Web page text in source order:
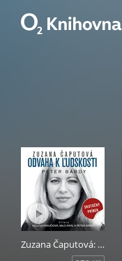
Zuzana Čaputová: Odvaha k ľudskosti